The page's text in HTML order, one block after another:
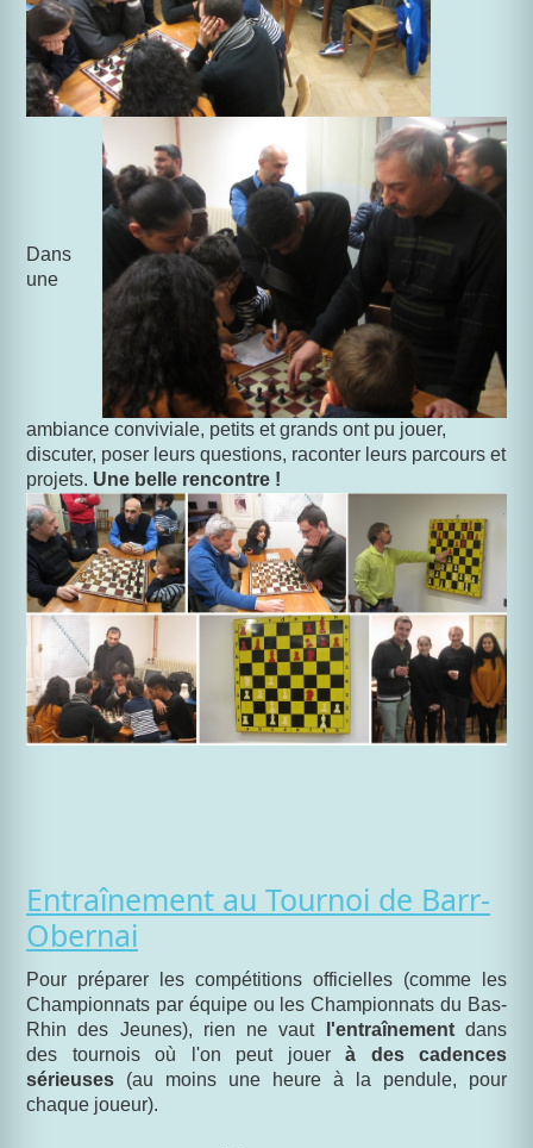
Dans
une
ambiance conviviale, petits et grands ont pu jouer,
discuter, poser leurs questions, raconter leurs parcours et
projets. Une belle rencontre !
Entraînement au Tournoi de Barr-
Obernai
Pour préparer les compétitions officielles (comme les
Championnats par équipe ou les Championnats du Bas-
Rhin des Jeunes), rien ne vaut
l'entraînementdans
des tournois où l'on peut jouer à des cadences
sérieuses (au moins une heure à la pendule, pour
chaque joueur).